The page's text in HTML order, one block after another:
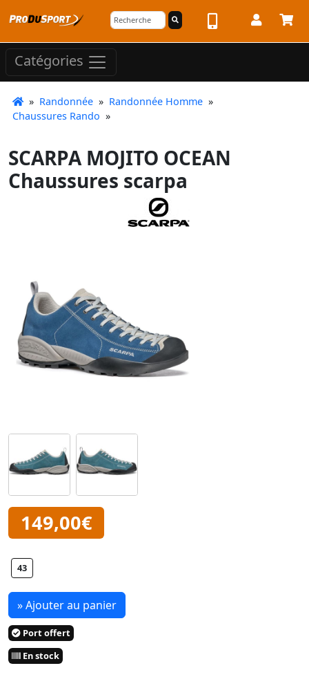
Catégories
» Randonnée » Randonnée Homme »
Chaussures Rando »
SCARPA MOJITO OCEAN
Chaussures scarpa
149,00€
43
» Ajouter au panier
Port offert
En stock